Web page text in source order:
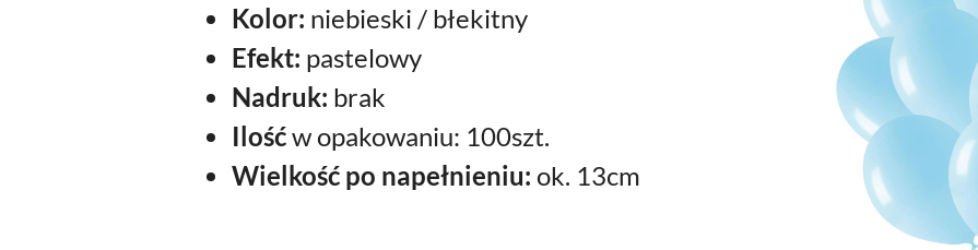
Kolor: niebieski / błekitny
Efekt: pastelowy
Nadruk: brak
Ilośćw opakowaniu: 100szt.
Wielkość po napełnieniu: ok. 13cm